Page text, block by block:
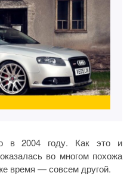
в 2004 году. Как это и
во многом похожа
время — совсем другой.